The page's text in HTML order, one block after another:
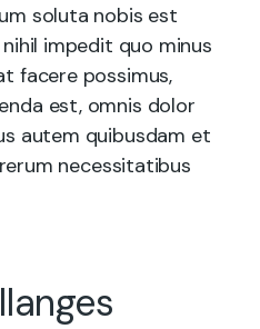
soluta nobis est
impedit quo minus
facere possimus,
est, omnis dolor
autem quibusdam et
necessitatibus